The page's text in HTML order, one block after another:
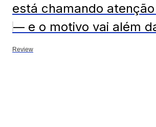
está chamando
— e o motivo vai além
Review